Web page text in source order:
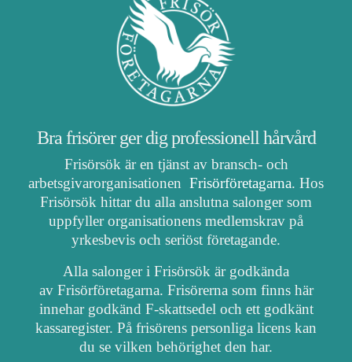
Bra frisörer ger dig professionell hårvård
Frisörsök är en tjänst av bransch- och
arbetsgivarorganisationen Frisörföretagarna. Hos
Frisörsök hittar du alla anslutna salonger som
uppfyller organisationens medlemskrav på
yrkesbevis och seriöst företagande.
Alla salonger i Frisörsök är godkända
av Frisörföretagarna. Frisörerna som finns här
innehar godkänd F-skattsedel och ett godkänt
kassaregister. På frisörens personliga licens kan
du se vilken behörighet den har.